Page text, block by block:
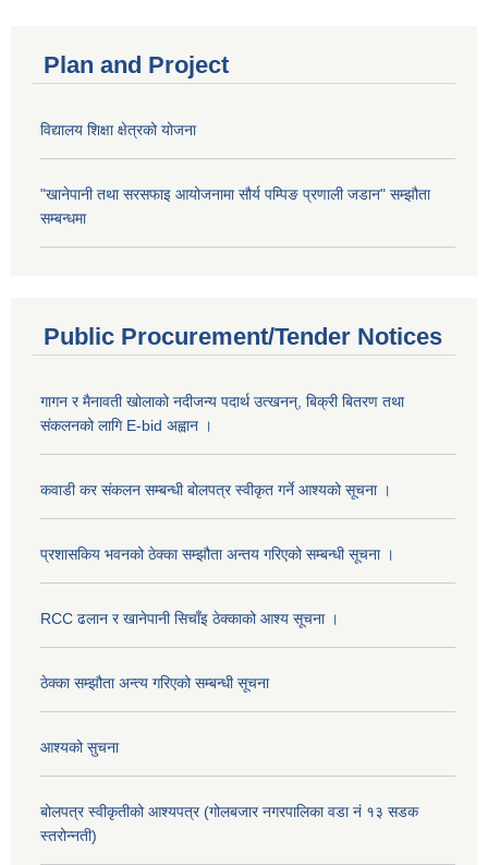
Plan and Project
विद्यालय शिक्षा क्षेत्रको योजना
"खानेपानी तथा सरसफाइ आयोजनामा सौर्य पम्पिङ प्रणाली जडान" सम्झौता
सम्बन्धमा
Public Procurement/Tender Notices
गागन र मैनावती खोलाको नदीजन्य पदार्थ उत्खनन्, बिक्री बितरण तथा
संकलनको लागि E-bid अह्वान ।
कवाडी कर संकलन सम्बन्धी बोलपत्र स्वीकृत गर्ने आश्यको सूचना ।
प्रशासकिय भवनको ठेक्का सम्झौता अन्तय गरिएको सम्बन्धी सूचना ।
RCC ढलान र खानेपानी सिचाँइ ठेक्काको आश्य सूचना ।
ठेक्का सम्झौता अन्त्य गरिएको सम्बन्धी सूचना
आश्यको सुचना
बोलपत्र स्वीकृतीको आश्यपत्र (गोलबजार नगरपालिका वडा नं १३ सडक
स्तरोन्नती)